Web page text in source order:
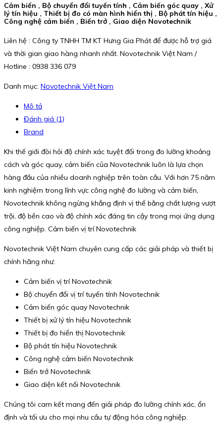
Cảm biến , Bộ chuyển đổi tuyến tính , Cảm biến góc quay , Xử
lý tín hiệu , Thiết bị đo có màn hình hiển thị , Bộ phát tín hiệu ,
Công nghệ cảm biến , Biến trở , Giao diện Novotechnik
Liên hệ : Công ty TNHH TM KT Hưng Gia Phát để được hỗ trợ giá
và thời gian giao hàng nhanh nhất. Novotechnik Việt Nam /
Hotline : 0938 336 079
Danh mục: Novotechnik Việt Nam
Mô tả
Đánh giá (1)
Brand
Khi thế giới đòi hỏi độ chính xác tuyệt đối trong đo lường khoảng
cách và góc quay, cảm biến của Novotechnik luôn là lựa chọn
hàng đầu của nhiều doanh nghiệp trên toàn cầu. Với hơn 75 năm
kinh nghiệm trong lĩnh vực công nghệ đo lường và cảm biến,
Novotechnik không ngừng khẳng định vị thế bằng chất lượng vượt
trội, độ bền cao và độ chính xác đáng tin cậy trong mọi ứng dụng
công nghiệp. Cảm biến vị trí Novotechnik
Novotechnik Việt Nam chuyên cung cấp các giải pháp và thiết bị
chính hãng như:
Cảm biến vị trí Novotechnik
Bộ chuyển đổi vị trí tuyến tính Novotechnik
Cảm biến góc quay Novotechnik
Thiết bị xử lý tín hiệu Novotechnik
Thiết bị đo hiển thị Novotechnik
Bộ phát tín hiệu Novotechnik
Công nghệ cảm biến Novotechnik
Biến trở Novotechnik
Giao diện kết nối Novotechnik
Chúng tôi cam kết mang đến giải pháp đo lường chính xác, ổn
định và tối ưu cho mọi nhu cầu tự động hóa công nghiệp.